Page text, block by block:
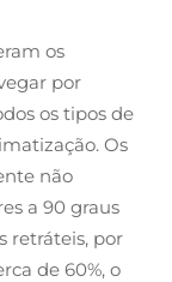
os
por
os tipos de
Os
não
a 90 graus
retráteis, por
de 60%, o